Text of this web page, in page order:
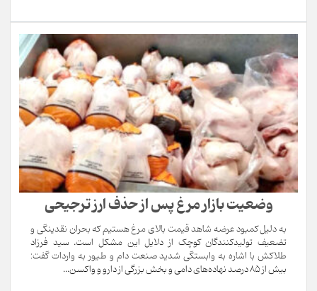
وضعیت بازار مرغ پس از حذف ارز ترجیحی
به دلیل کمبود عرضه شاهد قیمت بالای مرغ هستیم که بحران نقدینگی و
تضعیف تولیدکنندگان کوچک از دلایل این مشکل است. سید فرزاد
طلاکش با اشاره به وابستگی شدید صنعت دام و طیور به واردات گفت:
بیش از 85 درصد نهاده‌های دامی و بخش بزرگی از دارو و واکسن...